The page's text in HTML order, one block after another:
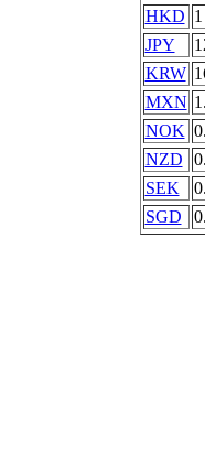
HKD 1
JPY
KRW
MXN
NOK
NZD
SEK
SGD